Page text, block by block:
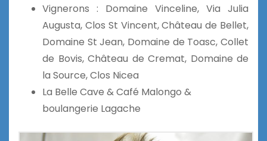
Vignerons : Domaine Vinceline, Via Julia
Augusta, Clos St Vincent, Château de Bellet,
Domaine St Jean, Domaine de Toasc, Collet
de Bovis, Château de Cremat, Domaine de
la Source, Clos Nicea
La Belle Cave & Café Malongo &
boulangerie Lagache